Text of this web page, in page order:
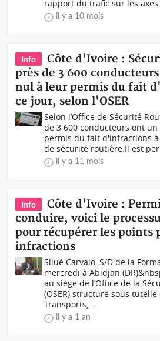
rapport du trafic sur les
il y a 10 mois
Info
Côte d'Ivoire :
près de 3 600
nul à leur permis du fait
ce jour, selon l'OSER
Selon l’Office de Sécurité
de 3 600 conducteurs ont
permis du fait d'infractions
de sécurité routière.Il est
il y a 11 mois
Info
Côte d'Ivoire :
conduire, voici le
pour récupérer les points
infractions
Silué Carvalo, S/D de la
mercredi à Abidjan
au siège de l’Office de la
(OSER) structure sous
Transports,...
il y a 1 an